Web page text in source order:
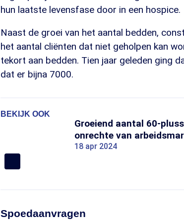
hun laatste levensfase door in een hospice.
Naast de groei van het aantal bedden,
het aantal cliënten dat niet geholpen kan
tekort aan bedden. Tien jaar geleden ging
dat er bijna 7000.
BEKIJK OOK
Groeiend aantal 60-
onrechte van
18 apr 2024
Spoedaanvragen